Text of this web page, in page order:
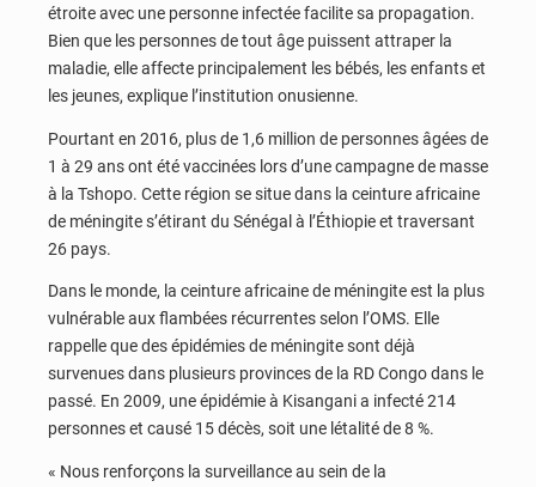
étroite avec une personne infectée facilite sa propagation.
Bien que les personnes de tout âge puissent attraper la
maladie, elle affecte principalement les bébés, les enfants et
les jeunes, explique l’institution onusienne.
Pourtant en 2016, plus de 1,6 million de personnes âgées de
1 à 29 ans ont été vaccinées lors d’une campagne de masse
à la Tshopo. Cette région se situe dans la ceinture africaine
de méningite s’étirant du Sénégal à l’Éthiopie et traversant
26 pays.
Dans le monde, la ceinture africaine de méningite est la plus
vulnérable aux flambées récurrentes selon l’OMS. Elle
rappelle que des épidémies de méningite sont déjà
survenues dans plusieurs provinces de la RD Congo dans le
passé. En 2009, une épidémie à Kisangani a infecté 214
personnes et causé 15 décès, soit une létalité de 8 %.
« Nous renforçons la surveillance au sein de la